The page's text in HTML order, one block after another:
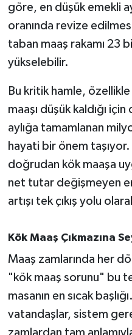
göre, en düşük emekli
oranında revize
taban maaş rakamı 23
yükselebilir.
Bu kritik hamle,
maaşı düşük kaldığı
aylığa tamamlanan
hayati bir önem
doğrudan kök maaşa
net tutar değişmeyen
artışı tek çıkış yolu
Kök Maaş Çıkmazına
Maaş zamlarında her
"kök maaş sorunu" bu
masanın en sıcak
vatandaşlar, sistem
zamlardan tam
TEKNOLOJİ
Trend
TÜRKİYE
VİZYONDAKİLER
YAŞAM